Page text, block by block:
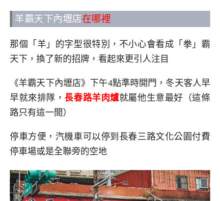
羊霸天下內壢店在哪裡
那個「羊」的字型很特別，不小心會看成「拳」霸
天下，換了新的招牌，看起來更引人注目
《羊霸天下內壢店》下午4點準時開門，冬天客人早
早就來排隊， 長春路羊肉爐就屬他生意最好（這條
路只有這一間）
停車方便，汽機車可以停到長春三路文化公園付費
停車場或是全聯旁的空地